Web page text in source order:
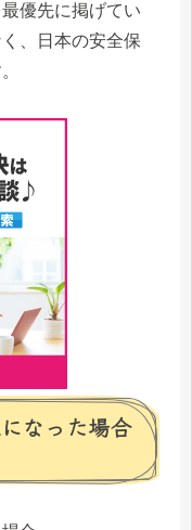
優先に掲げてい
、日本の安全保
なった場合